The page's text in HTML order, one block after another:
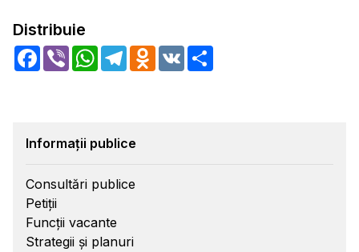
Distribuie
Facebook
Viber WhatsApp
TelegramOdnoklassniki
VK
Informații publice
Consultări publice
Petiții
Funcții vacante
Strategii și planuri